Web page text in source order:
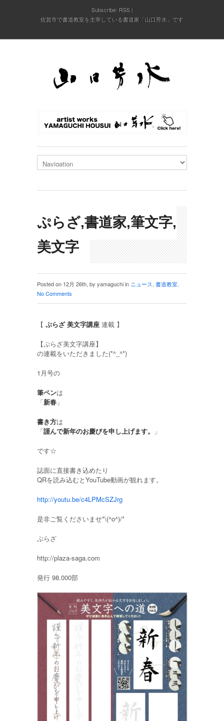
Subscribe: RSS
佐賀市で書道教室を主宰している書道家「山口芳水」です
ぷらざ,書道家,筆文字,
美文字
Posted on 12月 26th, by yamaguchi in ニュース, 書道教室.
No Comments
【 ぷらざ 美文字講座 連載 】
【ぷらざ美文字講座】
の連載をいただきました(*^_^*)
1月号の
筆ペンは
「新春 」
書き方は
「謹んで新年のお慶びを申し上げます。 」
です☆
誌面に直接書き込めたり
QRを読み込むとYouTube動画が観れます。
http://youtu.be/c4LPMcSZJrg
是非ご覧くださいませ*\(^o^)/*
ぷらざ
http://plaza-saga.com
発行 98.000部